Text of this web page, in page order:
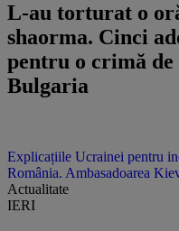
L-au torturat o
shaorma. Cinci
pentru o crimă
Bulgaria
Explicațiile Ucrainei pentru
România. Ambasadoarea
Actualitate
IERI